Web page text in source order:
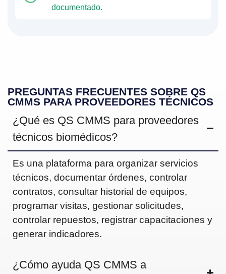
documentado.
PREGUNTAS FRECUENTES SOBRE QS
CMMS PARA PROVEEDORES TÉCNICOS
¿ Qué es QS CMMS para proveedores
técnicos biomédicos?
Es una plataforma para organizar servicios
técnicos, documentar órdenes, controlar
contratos, consultar historial de equipos,
programar visitas, gestionar solicitudes,
controlar repuestos, registrar capacitaciones y
generar indicadores.
¿ Cómo ayuda QS CMMS a